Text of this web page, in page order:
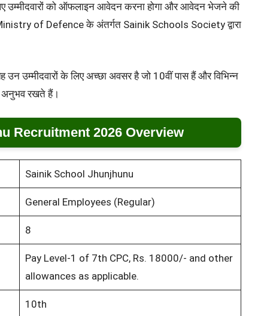
उम्मीदवारों को ऑफलाइन आवेदन करना होगा और आवेदन भेजने की
of Defence के अंतर्गत Sainik Schools Society द्वारा
उम्मीदवारों के लिए अच्छा अवसर है जो 10वीं पास हैं और विभिन्न
अनुभव रखते हैं।
Recruitment 2026 Overview
Sainik School Jhunjhunu
General Employees (Regular)
8
Pay Level-1 of 7th CPC, Rs. 18000/- and other
allowances as applicable.
10th